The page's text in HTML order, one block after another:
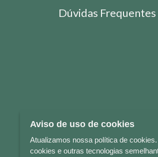
Dúvidas Frequentes
Aviso de uso de cookies
Atualizamos nossa política de
cookies e outras tecnologias